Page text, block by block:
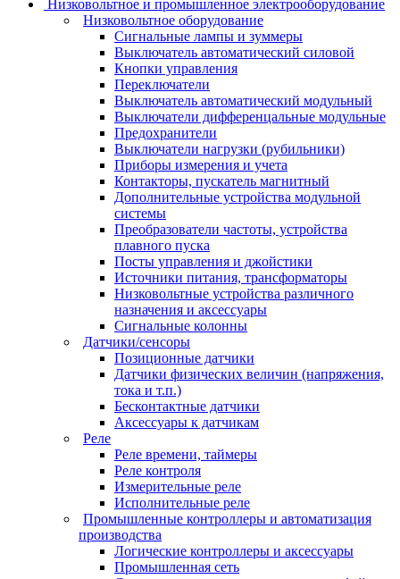
Низковольтное и промышленное электрооборудование
Низковольтное оборудование
Сигнальные лампы и зуммеры
Выключатель автоматический силовой
Кнопки управления
Переключатели
Выключатель автоматический модульный
Выключатели дифференцальные модульные
Предохранители
Выключатели нагрузки (рубильники)
Приборы измерения и учета
Контакторы, пускатель магнитный
Дополнительные устройства модульной
системы
Преобразователи частоты, устройства
плавного пуска
Посты управления и джойстики
Источники питания, трансформаторы
Низковольтные устройства различного
назначения и аксессуары
Сигнальные колонны
Датчики/сенсоры
Позиционные датчики
Датчики физических величин (напряжения,
тока и т.п.)
Бесконтактные датчики
Аксессуары к датчикам
Реле
Реле времени, таймеры
Реле контроля
Измерительные реле
Исполнительные реле
Промышленные контроллеры и автоматизация
производства
Логические контроллеры и аксессуары
Промышленная сеть